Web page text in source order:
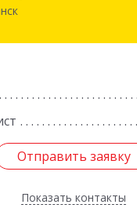
Отправить заявку
Показать контакты
обл,
Отправить заявку
Назад